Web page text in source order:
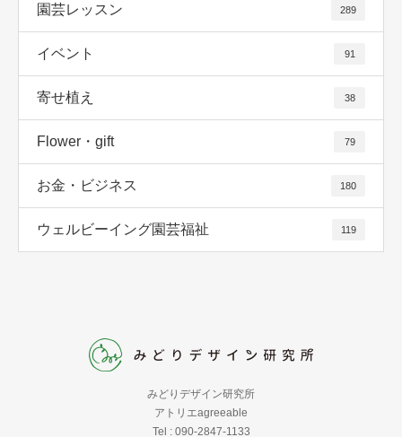
園芸レッスン 289
イベント 91
寄せ植え 38
Flower・gift 79
お金・ビジネス 180
ウェルビーイング園芸福祉 119
みどりデザイン研究所
アトリエagreeable
Tel : 090-2847-1133